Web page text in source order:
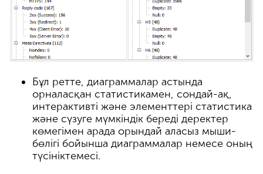
Бұл ретте, диаграммалар астында
орналасқан статистикамен, сондай-ақ,
интерактивті және элементтері статистика
және сүзуге мүмкіндік береді деректер
көмегімен арада орындай аласыз мыши-
бөлігі бойынша диаграммалар немесе оның
түсініктемесі.